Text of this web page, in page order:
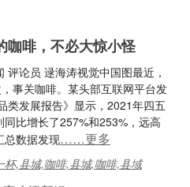
咖啡，不必大惊小怪
论员 逯海涛视觉中国图最近，
事关咖啡。某头部互联网平台发
类发展报告》显示，2021年四五
比增长了257%和253%，远高
总数据发现……更多
杯,县城,咖啡,县城,咖啡,县域